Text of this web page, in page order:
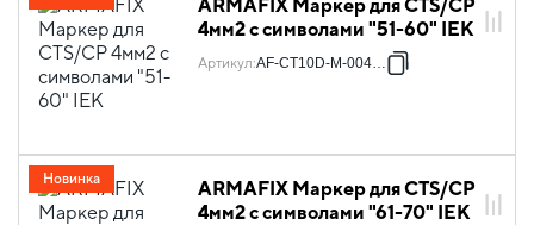
ARMAFIX Маркер для CTS/CP
4мм2 с символами "51-60" IEK
Артикул:AF-CT10D-M-004-06
ARMAFIX Маркер для CTS/CP
4мм2 с символами "61-70" IEK
Новинка